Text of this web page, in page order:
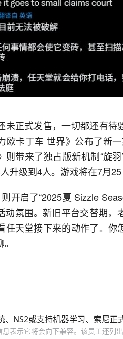
未正式发售，一切都还有
欧卡丁车 世界》公布了新一
则带来了独占版新机制“旋
升级到4人。游戏将在7月25
开启了“2025夏 Sizzle
动氛围。新旧平台交替期
任天堂接下来的动作了。你
、NS2或支持机器学习、索尼正
表示它将会向下兼容。该员工还列